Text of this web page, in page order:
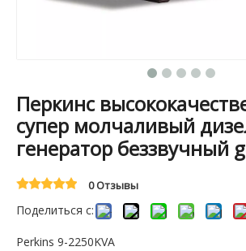
Перкинс
супер молчаливый
генератор беззвучный
0 Отзывы
Поделиться с:
Perkins 9-2250KVA